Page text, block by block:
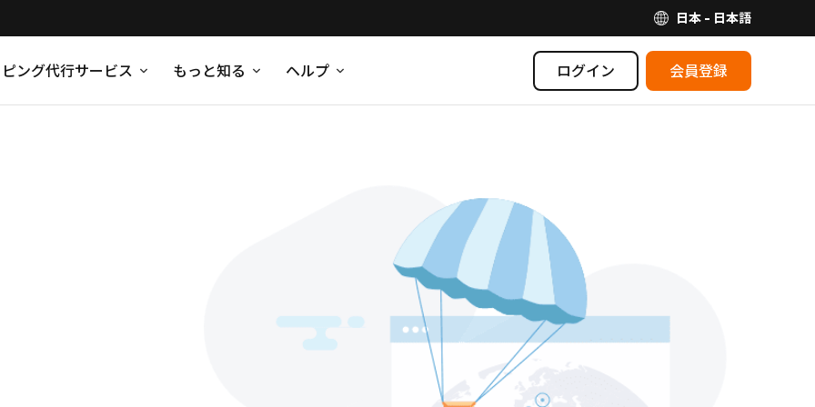
日本 - 日本語
ング代行サービス もっと知る ヘルプ ログイン 会員登録